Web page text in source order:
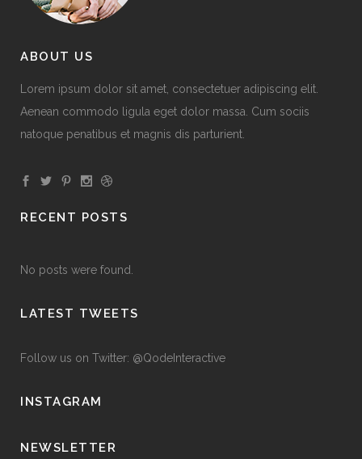
ABOUT US
Lorem ipsum dolor sit amet, consectetuer adipiscing elit.
Aenean commodo ligula eget dolor massa. Cum sociis
natoque penatibus et magnis dis parturient.
RECENT POSTS
No posts were found.
LATEST TWEETS
Follow us on Twitter: @QodeInteractive
INSTAGRAM
NEWSLETTER